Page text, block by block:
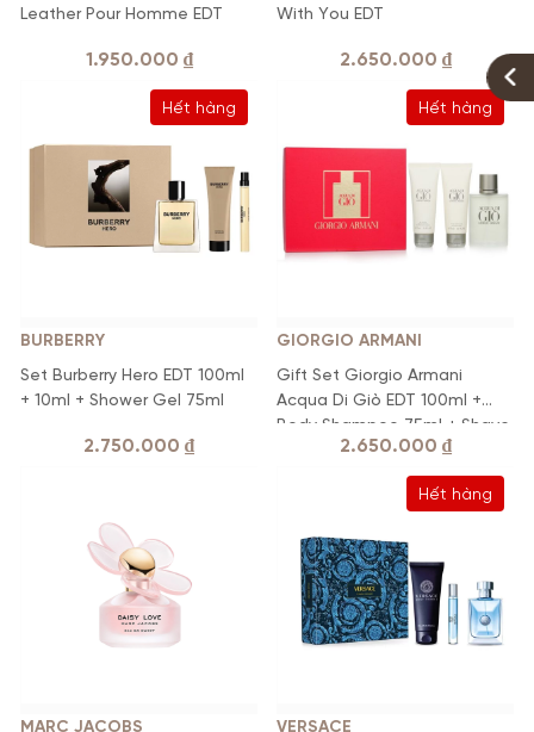
Leather Pour Homme EDT
1.950.000 ₫
With You EDT
2.650.000 ₫
Hết hàng
BURBERRY
Set Burberry Hero EDT 100ml
+ 10ml + Shower Gel 75ml
2.750.000 ₫
Hết hàng
GIORGIO ARMANI
Gift Set Giorgio Armani
Acqua Di Giò EDT 100ml +
Body Shampoo 75ml + Shave
Balm 75ml2.650.000 ₫
MARC JACOBS
Hết hàng
VERSACE